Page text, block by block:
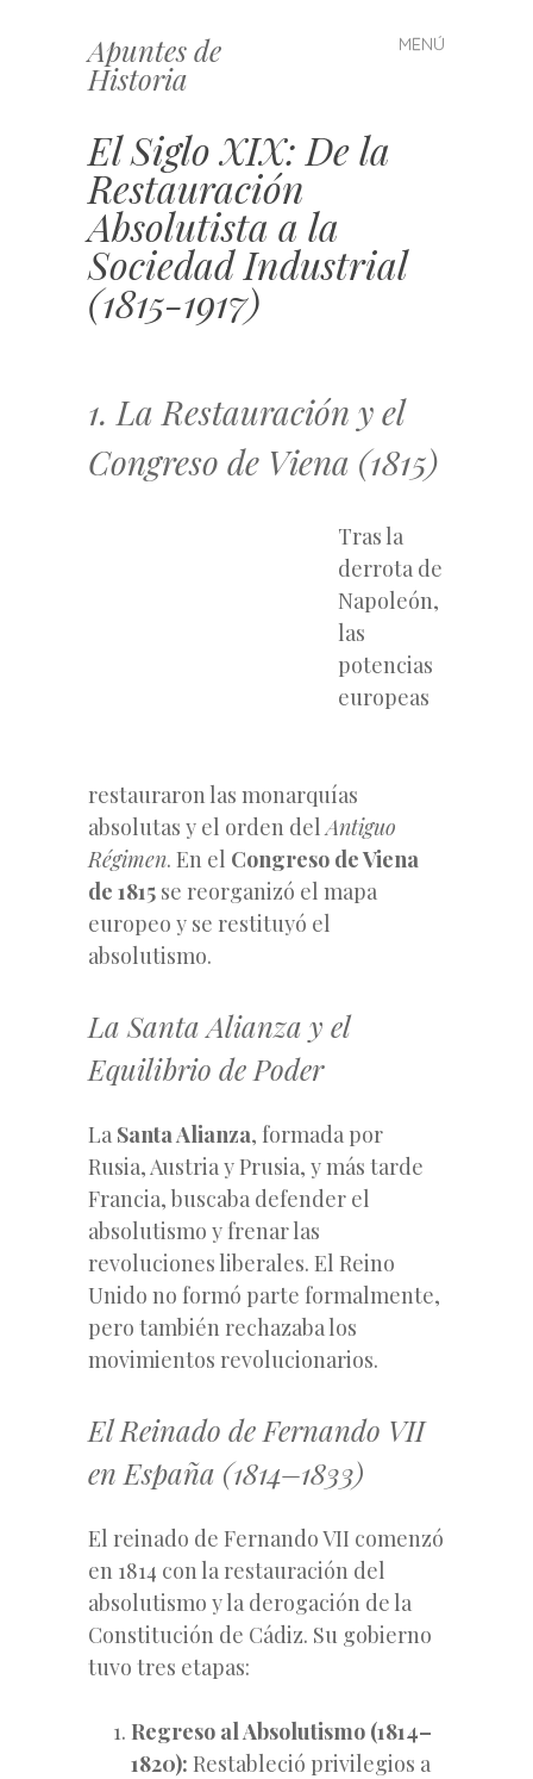
Apuntes de
Historia
MENÚ
Saltar
al
El Siglo XIX: De la
Restauración
Absolutista a la
Sociedad Industrial
(1815-1917)
1. La Restauración y el
Congreso de Viena (1815)
Tras la
derrota de
Napoleón,
las
potencias
europeas
restauraron las monarquías
absolutas y el orden delAntiguo
Régimen. En el Congreso de Viena
de 1815 se reorganizó el mapa
europeo y se restituyó el
absolutismo.
La Santa Alianza y el
Equilibrio de Poder
La Santa Alianza, formada por
Rusia, Austria y Prusia, y más tarde
Francia, buscaba defender el
absolutismo y frenar las
revoluciones liberales. El Reino
Unido no formó parte formalmente,
pero también rechazaba los
movimientos revolucionarios.
El Reinado de Fernando VII
en España (1814–1833)
El reinado de Fernando VII comenzó
en 1814 con la restauración del
absolutismo y la derogación de la
Constitución de Cádiz. Su gobierno
tuvo tres etapas:
Regreso al Absolutismo (1814–
1820): Restableció privilegios a